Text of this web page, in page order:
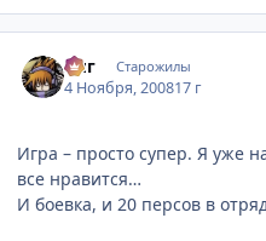
Зиг Старожилы
4 Ноября, 200817 г
Игра – просто супер. Я уже
все нравится…
И боевка, и 20 персов в